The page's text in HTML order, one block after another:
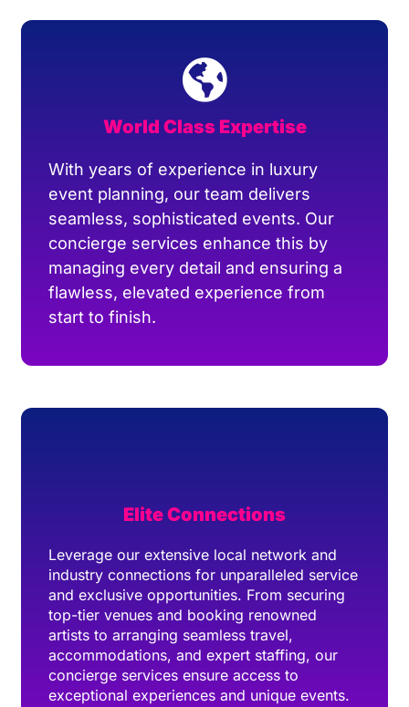
World Class Expertise
With years of experience in luxury
event planning, our team delivers
seamless, sophisticated events. Our
concierge services enhance this by
managing every detail and ensuring a
flawless, elevated experience from
start to finish.
Elite Connections
Leverage our extensive local network and
industry connections for unparalleled service
and exclusive opportunities. From securing
top-tier venues and booking renowned
artists to arranging seamless travel,
accommodations, and expert staffing, our
concierge services ensure access to
exceptional experiences and unique events.